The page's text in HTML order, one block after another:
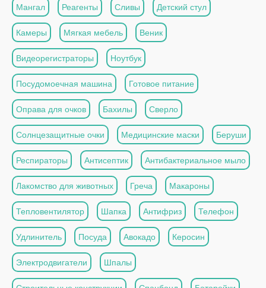
Мангал Реагенты Сливы Детский стул
Камеры Мягкая мебель Веник
Видеорегистраторы Ноутбук
Посудомоечная машина Готовое питание
Оправа для очков Бахилы Сверло
Солнцезащитные очки Медицинские маски Беруши
Респираторы Антисептик Антибактериальное мыло
Лакомство для животных Греча Макароны
Тепловентилятор Шапка Антифриз Телефон
Удлинитель Посуда Авокадо Керосин
Электродвигатели Шпалы